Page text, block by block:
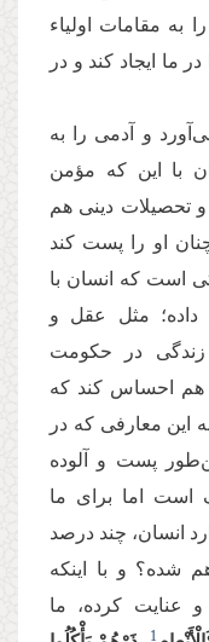
به مقامات اولیاء
ما ایجاد كند و در
و آدمی را به
با این كه مؤمن
تحصیلات دینی هم
او را پست كند
است كه انسان با
داده؛ مثل عقل و
زندگی در حكومت
هم احساس كند كه
این معارفی كه در
پست و آلوده
است اما برای ما
انسان، چند درصد
شده؟ و با اینكه
عنایت كرده، ما
1